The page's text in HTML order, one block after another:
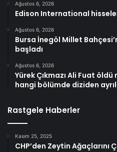
Ağustos 6, 2026
Edison International
Ağustos 6, 2026
Bursa İnegöl Millet
başladı
Ağustos 6, 2026
Yürek Çıkmazı Ali Fuat
hangi bölümde diziden
Rastgele Haberler
Kasım 25, 2025
CHP’den Zeytin Ağaçlarını